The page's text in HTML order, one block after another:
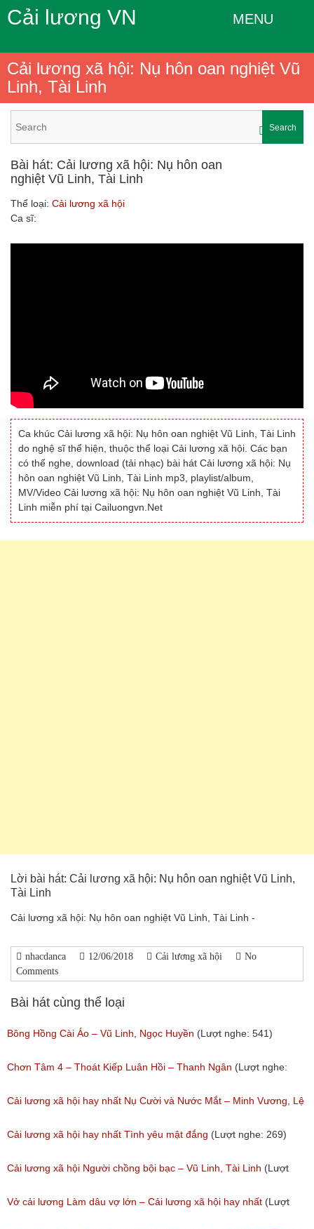
Cải lương VN MENU
Cải lương xã hội: Nụ hôn oan nghiệt Vũ
Linh, Tài Linh
Search
Bài hát: Cải lương xã hội: Nụ hôn oan
nghiệt Vũ Linh, Tài Linh
Thể loại: Cải lương xã hội
Ca sĩ:
Ca khúc Cải lương xã hội: Nụ hôn oan nghiệt Vũ Linh, Tài Linh
do nghệ sĩ thể hiện, thuộc thể loại Cải lương xã hội. Các bạn
có thể nghe, download (tải nhạc) bài hát Cải lương xã hội: Nụ
hôn oan nghiệt Vũ Linh, Tài Linh mp3, playlist/album,
MV/Video Cải lương xã hội: Nụ hôn oan nghiệt Vũ Linh, Tài
Linh miễn phí tại Cailuongvn.Net
Lời bài hát: Cải lương xã hội: Nụ hôn oan nghiệt Vũ Linh,
Tài Linh
Cải lương xã hội: Nụ hôn oan nghiệt Vũ Linh, Tài Linh -
nhacdanca 12/06/2018 Cải lương xã hội
No
Comments
Bài hát cùng thể loại
Bông Hồng Cài Áo – Vũ Linh, Ngọc Huyền (Lượt nghe: 541)
Chơn Tâm 4 – Thoát Kiếp Luân Hồi – Thanh Ngân (Lượt nghe:
267)
Cải lương xã hội hay nhất Nụ Cười và Nước Mắt – Minh Vương, Lệ
Thủy
(Lượt nghe: 776)
Cải lương xã hội hay nhất Tình yêu mật đắng (Lượt nghe: 269)
Cải lương xã hội Người chồng bội bạc – Vũ Linh, Tài Linh (Lượt
nghe: 475)
Vở cải lương Làm dâu vợ lớn – Cải lương xã hội hay nhất (Lượt